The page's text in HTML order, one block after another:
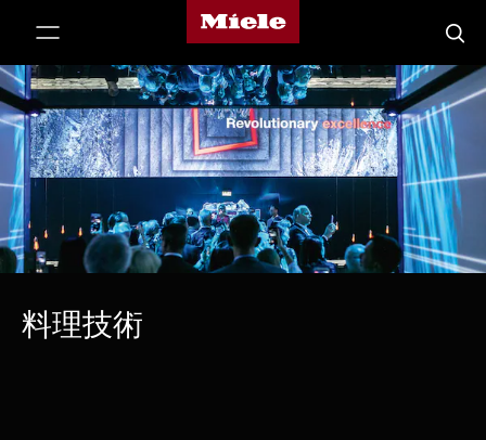
Mieleのホームページ
検索
料理技術